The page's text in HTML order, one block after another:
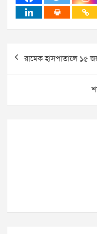
Post
navigation
রামেক হাসপাতালে ১৫